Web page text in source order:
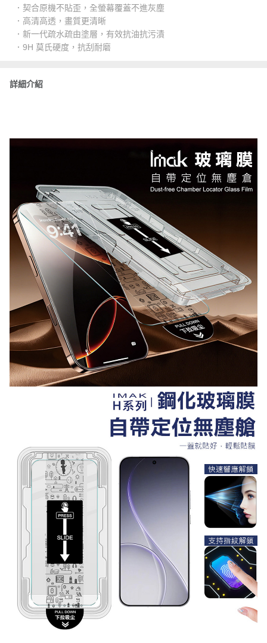
．契合原機不貼歪，全螢幕覆蓋不進灰塵
．高清高透，畫質更清晰
．新一代疏水疏由塗層，有效抗油抗污漬
．9H 莫氏硬度，抗刮耐磨
詳細介紹